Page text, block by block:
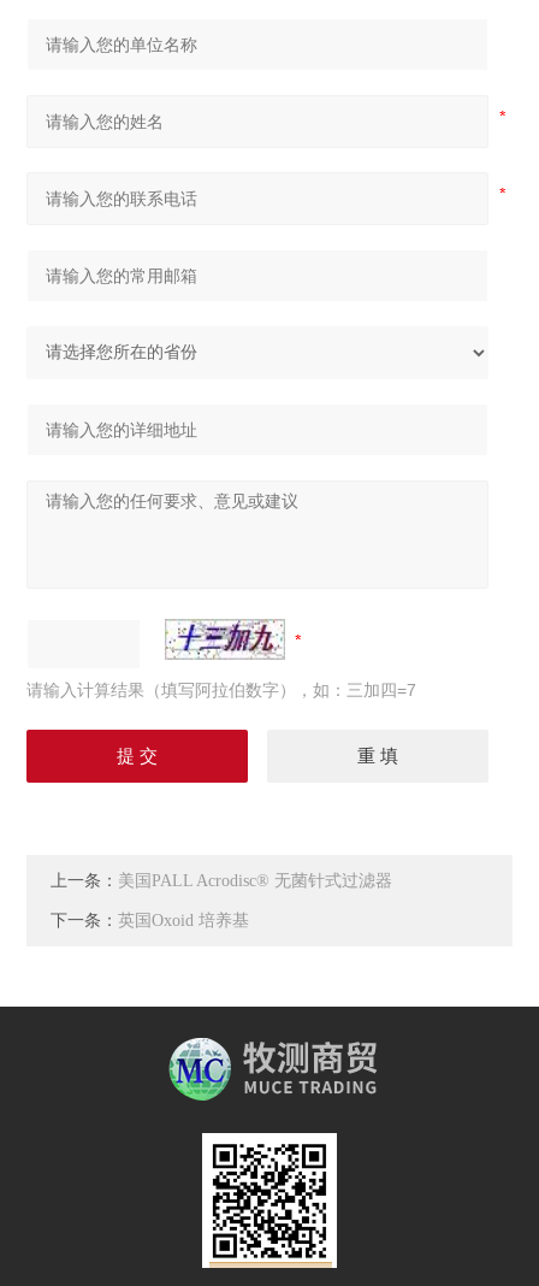
请输入计算结果（填写阿拉伯数字），如：三加四=7
上一条： 美国PALL Acrodisc® 无菌针式过滤器
下一条：英国Oxoid 培养基